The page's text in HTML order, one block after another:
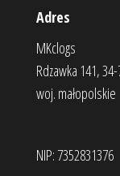
Adres
MKclogs
Rdzawka 141,
woj. małopolskie
NIP: 7352831376